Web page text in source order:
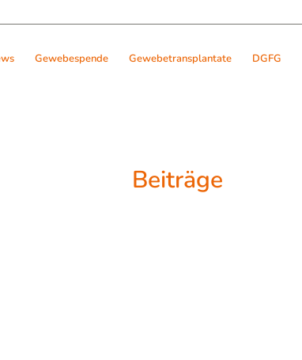
Gewebespende Gewebetransplantate DGFG
Beiträge